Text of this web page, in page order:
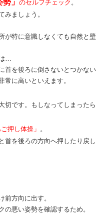
のセルフチェック 。
みましょう。
が特に意識しなくても自然と壁
…
首を後ろに倒さないとつかない
に高いといえます。
切です。もしなってしまったら
押し体操」 。
首を後ろの方向へ押したり戻し
前方向に出す。
悪い姿勢を確認するため。